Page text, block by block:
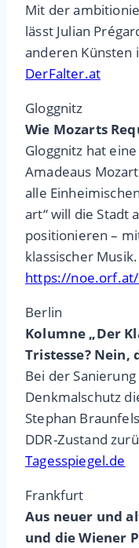
Mit der
lässt Julian
anderen Künsten
DerFalter.at
Gloggnitz
Wie Mozarts
Gloggnitz hat
Amadeaus
alle
art“ will die Stadt
positionieren –
klassischer Musik.
https://
Berlin
Kolumne „Der
Tristesse? Nein,
Bei der
Denkmalschutz
Stephan
DDR-Zustand
Tagesspiegel.de
Frankfurt
Aus neuer und
und die Wiener